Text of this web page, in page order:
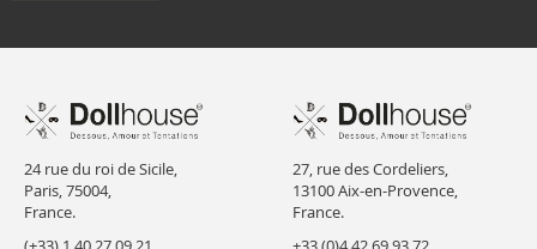
24 rue du roi de Sicile,
Paris, 75004,
France.
27, rue des Cordeliers,
13100 Aix-en-Provence,
France.